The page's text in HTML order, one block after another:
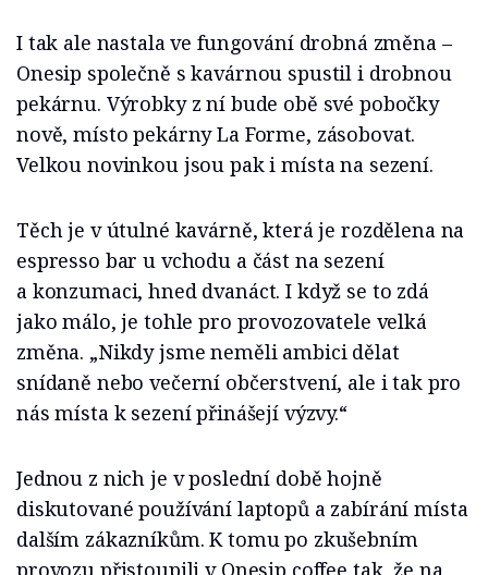
I tak ale nastala ve fungování drobná změna –
Onesip společně s kavárnou spustil i drobnou
pekárnu. Výrobky z ní bude obě své pobočky
nově, místo pekárny La Forme, zásobovat.
Velkou novinkou jsou pak i místa na sezení.
Těch je v útulné kavárně, která je rozdělena na
espresso bar u vchodu a část na sezení
a konzumaci, hned dvanáct. I když se to zdá
jako málo, je tohle pro provozovatele velká
změna. „Nikdy jsme neměli ambici dělat
snídaně nebo večerní občerstvení, ale i tak pro
nás místa k sezení přinášejí výzvy.“
Jednou z nich je v poslední době hojně
diskutované používání laptopů a zabírání místa
dalším zákazníkům. K tomu po zkušebním
provozu přistoupili v Onesip coffee tak, že na